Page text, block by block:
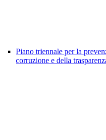
Piano triennale per la
corruzione e della